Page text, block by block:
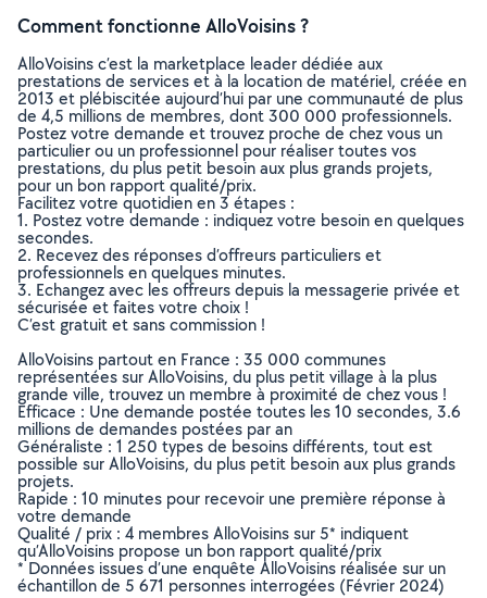
Comment fonctionne AlloVoisins ?
AlloVoisins c’est la marketplace leader dédiée aux
prestations de services et à la location de matériel, créée en
2013 et plébiscitée aujourd’hui par une communauté de plus
de 4,5 millions de membres, dont 300 000 professionnels.
Postez votre demande et trouvez proche de chez vous un
particulier ou un professionnel pour réaliser toutes vos
prestations, du plus petit besoin aux plus grands projets,
pour un bon rapport qualité/prix.
Facilitez votre quotidien en 3 étapes :
1. Postez votre demande : indiquez votre besoin en quelques
secondes.
2. Recevez des réponses d’offreurs particuliers et
professionnels en quelques minutes.
3. Echangez avec les offreurs depuis la messagerie privée et
sécurisée et faites votre choix !
C’est gratuit et sans commission !
AlloVoisins partout en France : 35 000 communes
représentées sur AlloVoisins, du plus petit village à la plus
grande ville, trouvez un membre à proximité de chez vous !
Efficace : Une demande postée toutes les 10 secondes, 3.6
millions de demandes postées par an
Généraliste : 1 250 types de besoins différents, tout est
possible sur AlloVoisins, du plus petit besoin aux plus grands
projets.
Rapide : 10 minutes pour recevoir une première réponse à
votre demande
Qualité / prix : 4 membres AlloVoisins sur 5* indiquent
qu’AlloVoisins propose un bon rapport qualité/prix
* Données issues d’une enquête AlloVoisins réalisée sur un
échantillon de 5 671 personnes interrogées (Février 2024)